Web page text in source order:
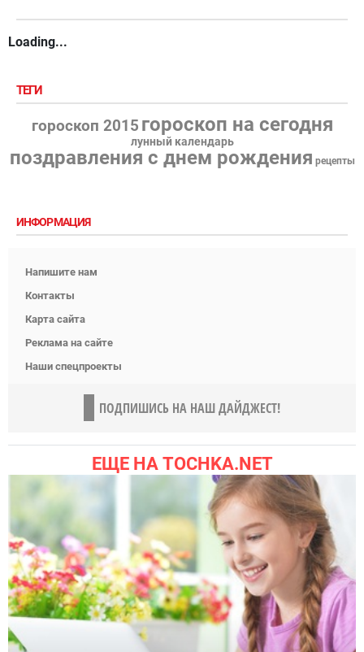
Loading...
ТЕГИ
гороскоп 2015 гороскоп на сегодня
лунный календарь
поздравления с днем рождения рецепты
ИНФОРМАЦИЯ
Напишите нам
Контакты
Карта сайта
Реклама на сайте
Наши спецпроекты
ПОДПИШИСЬ НА НАШ ДАЙДЖЕСТ!
ЕЩЕ НА TOCHKA.NET